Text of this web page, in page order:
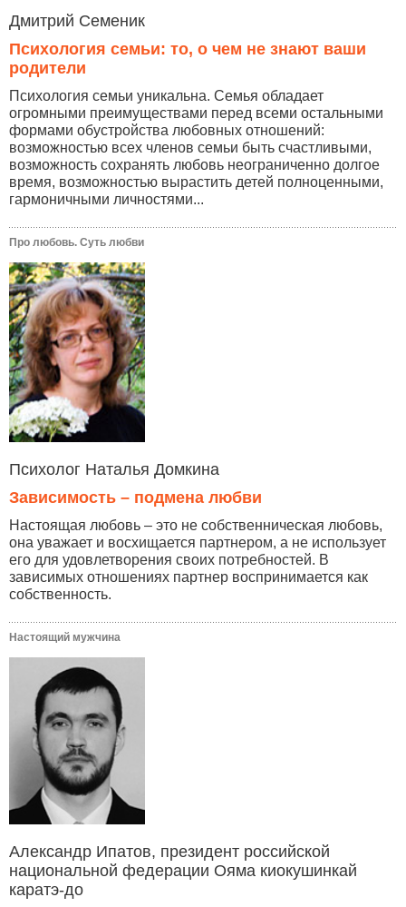
Дмитрий Семеник
Психология семьи: то, о чем не знают ваши
родители
Психология семьи уникальна. Семья обладает
огромными преимуществами перед всеми остальными
формами обустройства любовных отношений:
возможностью всех членов семьи быть счастливыми,
возможность сохранять любовь неограниченно долгое
время, возможностью вырастить детей полноценными,
гармоничными личностями...
Про любовь. Суть любви
Психолог Наталья Домкина
Зависимость – подмена любви
Настоящая любовь – это не собственническая любовь,
она уважает и восхищается партнером, а не использует
его для удовлетворения своих потребностей. В
зависимых отношениях партнер воспринимается как
собственность.
Настоящий мужчина
Александр Ипатов, президент российской
национальной федерации Ояма киокушинкай
каратэ-до